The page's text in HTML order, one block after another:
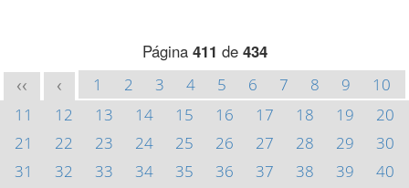
Página 411 de 434
<< < 1 2 3 4 5 6 7 8 9
10
11
12 13 14 15 16 17 18 19
20
21
22 23 24 25 26 27 28 29
30
31
32 33 34 35 36 37 38 39
40